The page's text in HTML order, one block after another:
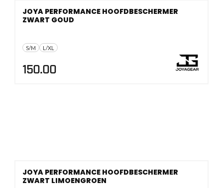
S/M L/XL
JOYA PERFORMANCE HOOFDBESCHERMER
ZWART GOUD
150.00
JOYA PERFORMANCE HOOFDBESCHERMER
ZWART LIMOENGROEN